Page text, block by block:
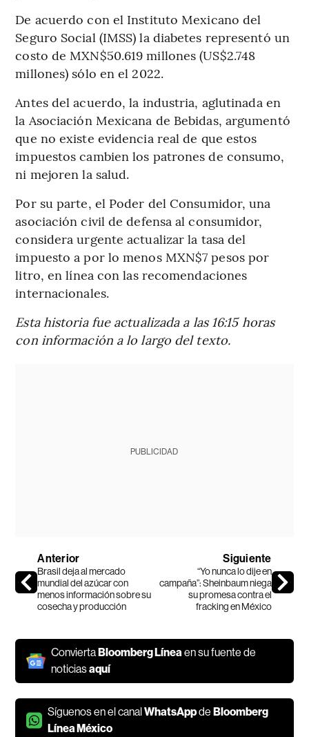
De acuerdo con el Instituto Mexicano del
Seguro Social (IMSS) la diabetes representó un
costo de MXN$50.619 millones (US$2.748
millones) sólo en el 2022.
Antes del acuerdo, la industria, aglutinada en
la Asociación Mexicana de Bebidas, argumentó
que no existe evidencia real de que estos
impuestos cambien los patrones de consumo,
ni mejoren la salud.
Por su parte, el Poder del Consumidor, una
asociación civil de defensa al consumidor,
considera urgente actualizar la tasa del
impuesto a por lo menos MXN$7 pesos por
litro, en línea con las recomendaciones
internacionales.
Esta historia fue actualizada a las 16:15 horas
con información a lo largo del texto.
PUBLICIDAD
Anterior
Brasil deja al mercado
mundial del azúcar con
menos información sobre su
cosecha y producción
Siguiente
“Yo nunca lo dije en
campaña”: Sheinbaum niega
su promesa contra el
fracking en México
ConviertaBloomberg Líneaen su fuente de
noticiasaquí
Síguenos en el canalWhatsAppdeBloomberg
Línea México